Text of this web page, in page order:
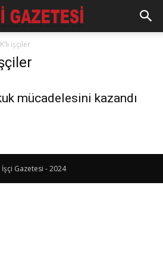
işçiler
mücadelesini kazandı
Gazetesi - 2024